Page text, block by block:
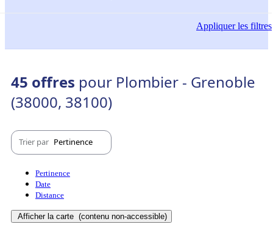
Appliquerles filtres
45 offres pour Plombier - Grenoble
(38000, 38100)
Trier par Pertinence
Pertinence
Date
Distance
Afficher la carte (contenu non-accessible)